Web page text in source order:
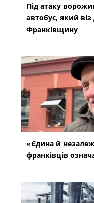
Під атаку
автобус, який
Франківщину
«Єдина й
франківців